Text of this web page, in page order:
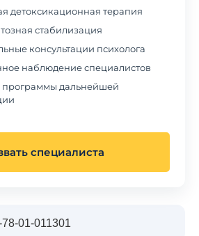
детоксикационная терапия
стабилизация
консультации психолога
наблюдение специалистов
программы дальнейшей
специалиста
01-011301